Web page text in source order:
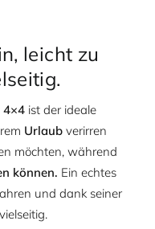
leicht zu
4×4ist der ideale
Urlaubverirren
möchten, während
können. Ein echtes
und dank seiner